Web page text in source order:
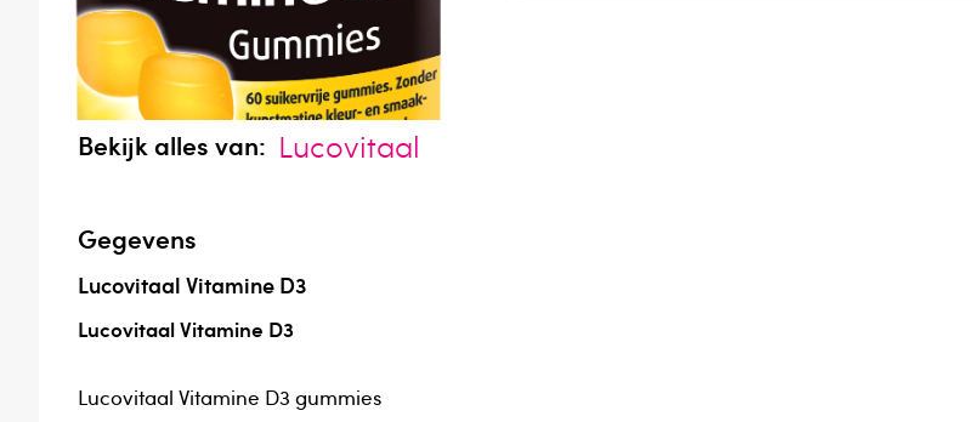
Bekijk alles van: Lucovitaal
Gegevens
Lucovitaal Vitamine D3
Lucovitaal Vitamine D3
Lucovitaal Vitamine D3 gummies